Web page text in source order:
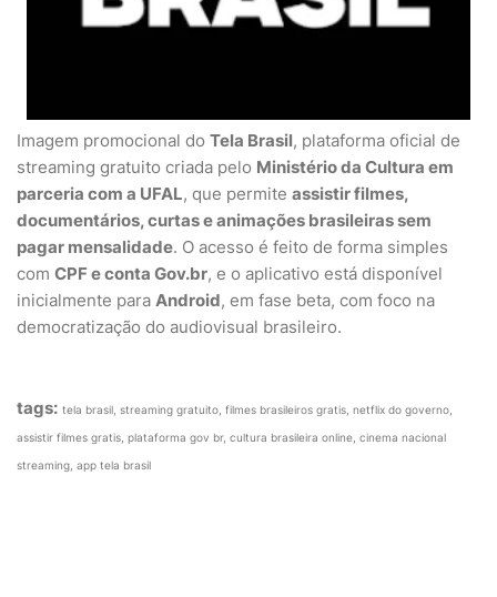
Imagem promocional do Tela Brasil, plataforma oficial de
streaming gratuito criada pelo Ministério da Cultura em
parceria com a UFAL, que permite assistir filmes,
documentários, curtas e animações brasileiras sem
pagar mensalidade. O acesso é feito de forma simples
com CPF e conta Gov.br, e o aplicativo está disponível
inicialmente para Android, em fase beta, com foco na
democratização do audiovisual brasileiro.
tags: tela brasil, streaming gratuito, filmes brasileiros gratis, netflix do governo,
assistir filmes gratis, plataforma gov br, cultura brasileira online, cinema nacional
streaming, app tela brasil